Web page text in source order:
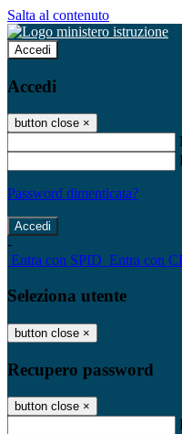
Salta al contenuto
Accedi
Accedi
button close ×
Password dimenticata?
-
Entra con SPID Entra con
Seleziona utente
button close ×
Recupero password
button close ×